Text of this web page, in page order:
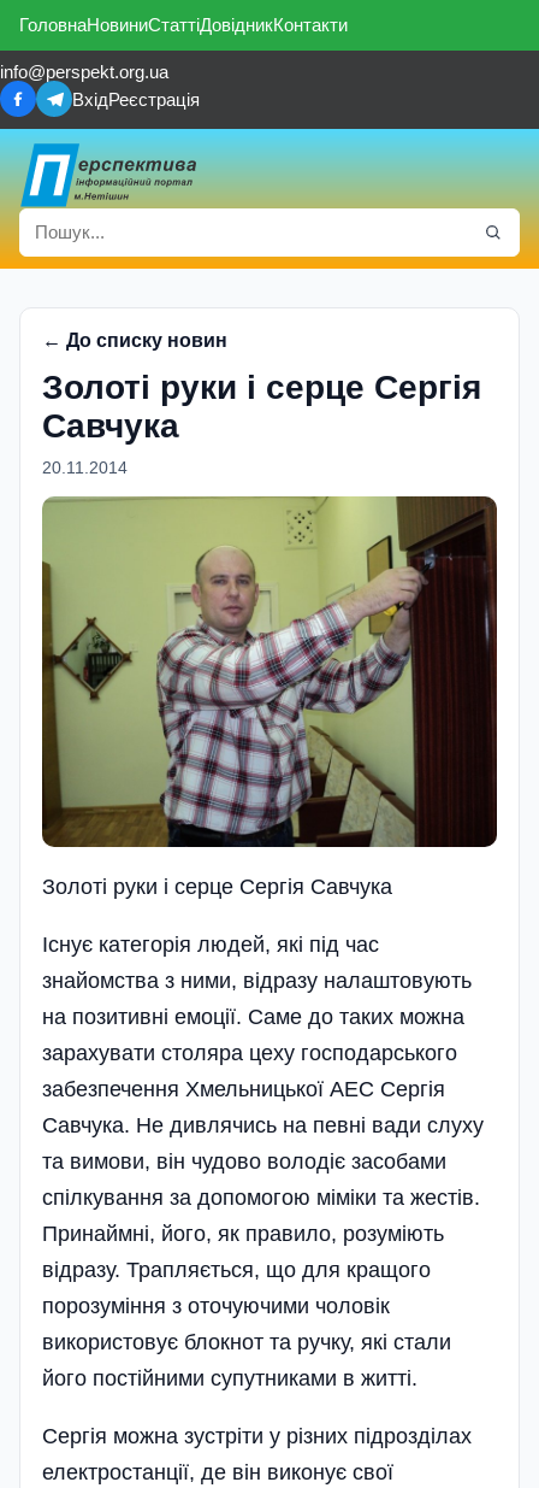
ГоловнаНовиниСтаттіДовідникКонтакти
info@perspekt.org.ua
ВхідРеєстрація
← До списку новин
Золоті руки і серце Сергія
Савчука
20.11.2014
Золоті руки і серце Сергія Савчука
Існує категорія людей, які під час
знайомства з ними, відразу налаштовують
на позитивні емоції. Саме до таких можна
зарахувати столяра цеху господарського
забезпечення Хмельницької АЕС Сергія
Савчука. Не дивлячись на певні вади слуху
та вимови, він чудово володіє засобами
спілкування за допомогою міміки та жестів.
Принаймні, його, як правило, розуміють
відразу. Трапляється, що для кращого
порозуміння з оточуючими чоловік
використовує блокнот та ручку, які стали
його постійними супутниками в житті.
Сергія можна зустріти у різних підрозділах
електростанції, де він виконує свої